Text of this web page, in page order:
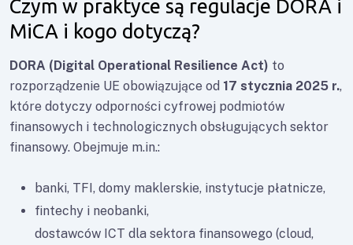
Czym w praktyce są regulacje DORA i
MiCA i kogo dotyczą?
DORA (Digital Operational Resilience Act) to
rozporządzenie UE obowiązujące od 17 stycznia 2025 r.,
które dotyczy odporności cyfrowej podmiotów
finansowych i technologicznych obsługujących sektor
finansowy. Obejmuje m.in.:
banki, TFI, domy maklerskie, instytucje płatnicze,
fintechy i neobanki,
dostawców ICT dla sektora finansowego (cloud,